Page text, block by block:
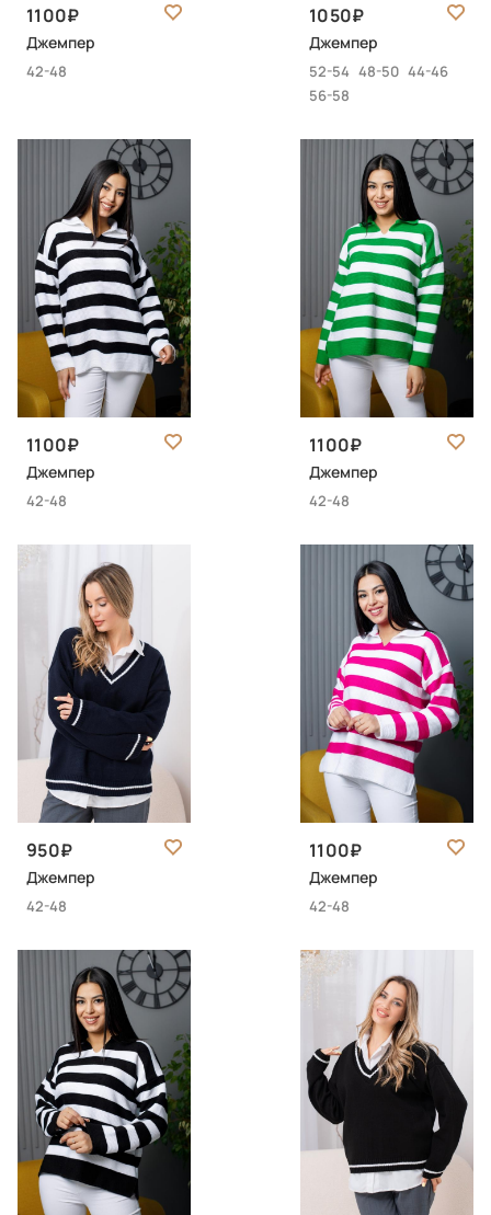
1100
Джемпер
42-48
1050
Джемпер
52-54 48-50 44-46
56-58
1100
Джемпер
42-48
1100
Джемпер
42-48
950
Джемпер
42-48
1100
Джемпер
42-48